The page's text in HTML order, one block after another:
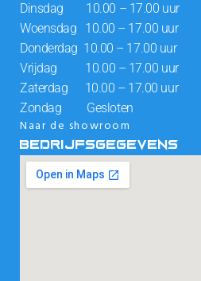
Dinsdag 10.00 – 17.00 uur
Woensdag 10.00 – 17.00 uur
Donderdag 10.00 – 17.00 uur
Vrijdag 10.00 – 17.00 uur
Zaterdag 10.00 – 17.00 uur
Zondag Gesloten
Naar de showroom
BEDRIJFSGEGEVENS